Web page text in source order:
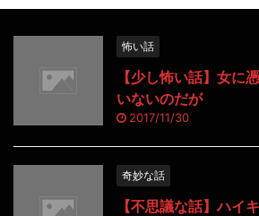
怖い話
【少し怖い話】女に
いないのだが
2017/11/30
奇妙な話
【不思議な話】ハイ